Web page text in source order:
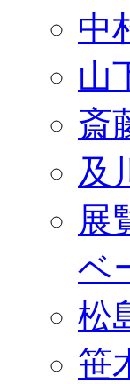
中
山
斎
及
展
ベ
松
笹